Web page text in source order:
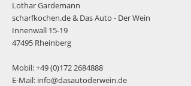
Lothar Gardemann
scharfkochen.de& Das Auto - Der Wein
Innenwall 15-19
47495 Rheinberg
Mobil: +49 (0)172 2684888
E-Mail: info@dasautoderwein.de